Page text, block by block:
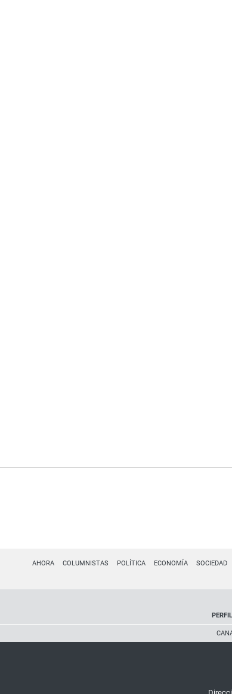
AHORA COLUMNISTAS POLÍTICA ECONOMÍA SOCIEDAD